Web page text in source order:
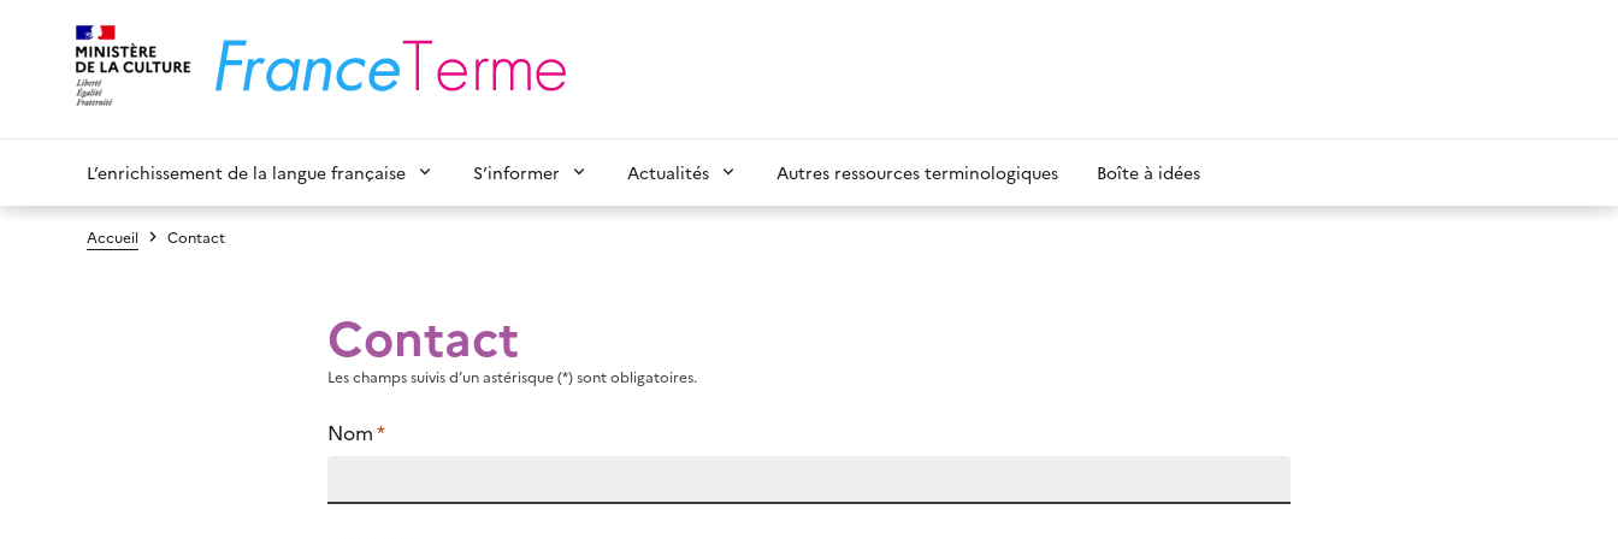
L’enrichissement de la langue française S’informer Actualités Autres ressources terminologiques Boîte à idées
Accueil Contact
Contact
Les champs suivis d’un astérisque (*) sont obligatoires.
Nom*